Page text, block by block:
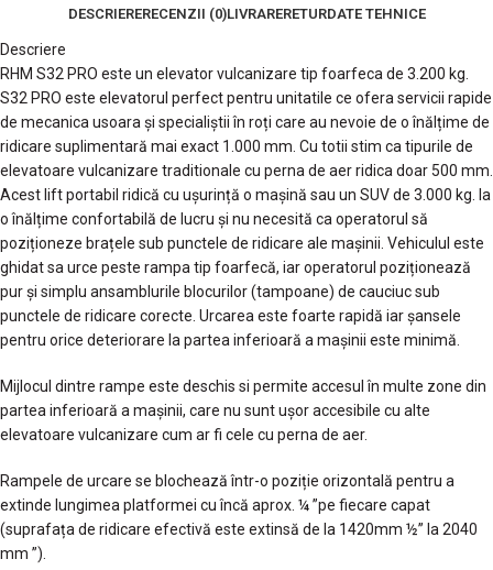
DESCRIERERECENZII (0)LIVRARERETURDATE TEHNICE
Descriere
RHM S32 PRO este un elevator vulcanizare tip foarfeca de 3.200 kg.
S32 PRO este elevatorul perfect pentru unitatile ce ofera servicii rapide
de mecanica usoara și specialiștii în roți care au nevoie de o înălțime de
ridicare suplimentară mai exact 1.000 mm. Cu totii stim ca tipurile de
elevatoare vulcanizare traditionale cu perna de aer ridica doar 500 mm.
Acest lift portabil ridică cu ușurință o mașină sau un SUV de 3.000 kg. la
o înălțime confortabilă de lucru și nu necesită ca operatorul să
poziționeze brațele sub punctele de ridicare ale mașinii. Vehiculul este
ghidat sa urce peste rampa tip foarfecă, iar operatorul poziționează
pur și simplu ansamblurile blocurilor (tampoane) de cauciuc sub
punctele de ridicare corecte. Urcarea este foarte rapidă iar șansele
pentru orice deteriorare la partea inferioară a mașinii este minimă.
Mijlocul dintre rampe este deschis si permite accesul în multe zone din
partea inferioară a mașinii, care nu sunt ușor accesibile cu alte
elevatoare vulcanizare cum ar fi cele cu perna de aer.
Rampele de urcare se blochează într-o poziție orizontală pentru a
extinde lungimea platformei cu încă aprox. ¼ ”pe fiecare capat
(suprafața de ridicare efectivă este extinsă de la 1420mm ½” la 2040
mm ”).